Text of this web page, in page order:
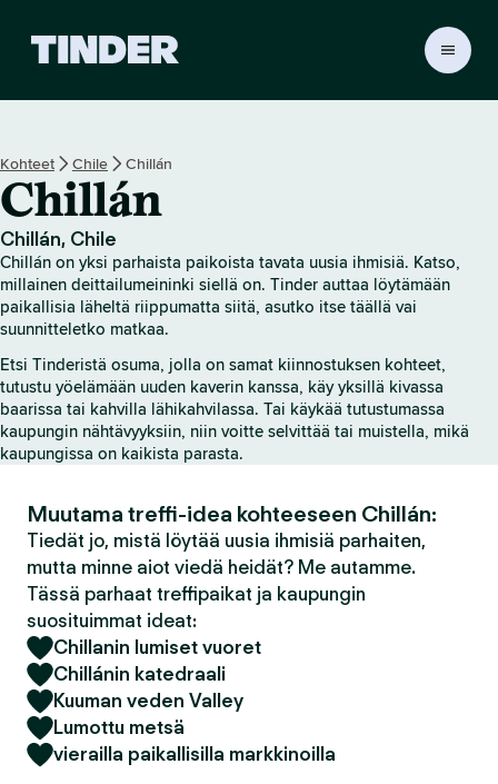
l
o
i
s
s
i
v
u
Kohteet Chile Chillán
Chillán
Chillán, Chile
Chillán on yksi parhaista paikoista tavata uusia ihmisiä. Katso,
millainen deittailumeininki siellä on. Tinder auttaa löytämään
paikallisia läheltä riippumatta siitä, asutko itse täällä vai
suunnitteletko matkaa.
Etsi Tinderistä osuma, jolla on samat kiinnostuksen kohteet,
tutustu yöelämään uuden kaverin kanssa, käy yksillä kivassa
baarissa tai kahvilla lähikahvilassa. Tai käykää tutustumassa
kaupungin nähtävyyksiin, niin voitte selvittää tai muistella, mikä
kaupungissa on kaikista parasta.
Muutama treffi-idea kohteeseen Chillán:
Tiedät jo, mistä löytää uusia ihmisiä parhaiten,
mutta minne aiot viedä heidät? Me autamme.
Tässä parhaat treffipaikat ja kaupungin
suosituimmat ideat:
Chillanin lumiset vuoret
Chillánin katedraali
Kuuman veden Valley
Lumottu metsä
vierailla paikallisilla markkinoilla